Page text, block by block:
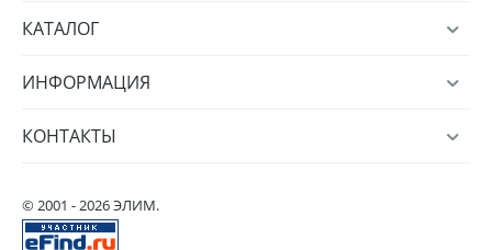
КАТАЛОГ
ИНФОРМАЦИЯ
КОНТАКТЫ
© 2001 - 2026 ЭЛИМ.